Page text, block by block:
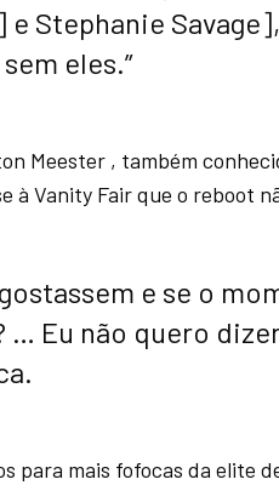
Stephanie
eles.”
Meester , também
à Vanity Fair que o reboot
e se o
… Eu não quero
para mais fofocas da elite